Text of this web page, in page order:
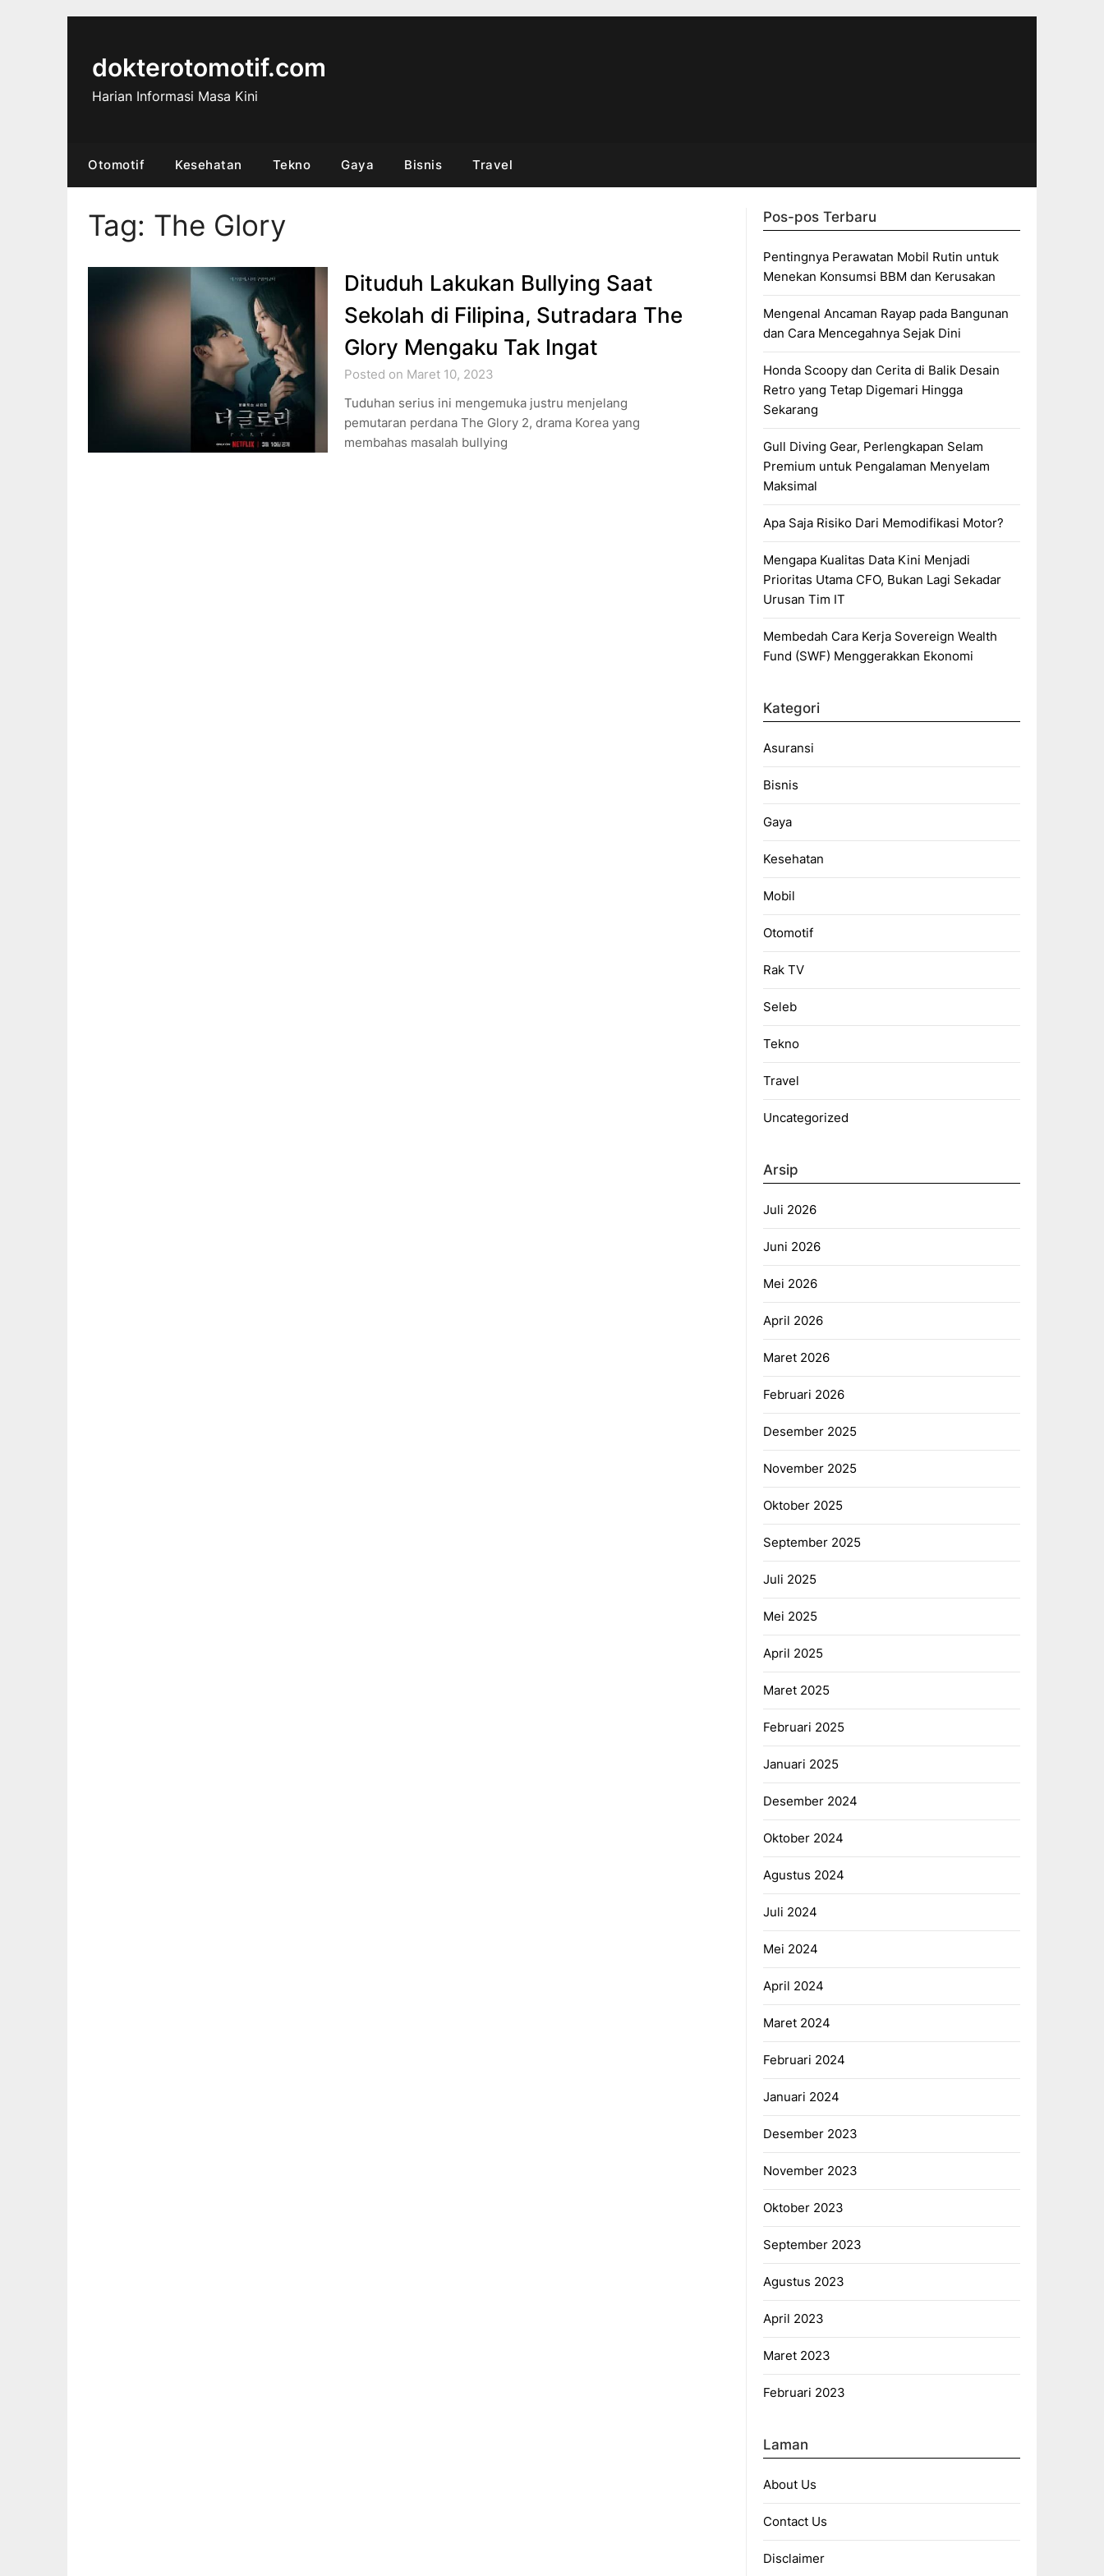
dokterotomotif.com
Harian Informasi Masa Kini
Otomotif Kesehatan Tekno Gaya Bisnis Travel
Tag: The Glory
Dituduh Lakukan Bullying Saat
Sekolah di Filipina, Sutradara The
Glory Mengaku Tak Ingat
Posted on Maret 10, 2023
Tuduhan serius ini mengemuka justru menjelang
pemutaran perdana The Glory 2, drama Korea yang
membahas masalah bullying
Pos-pos Terbaru
Pentingnya Perawatan Mobil Rutin untuk
Menekan Konsumsi BBM dan Kerusakan
Mengenal Ancaman Rayap pada Bangunan
dan Cara Mencegahnya Sejak Dini
Honda Scoopy dan Cerita di Balik Desain
Retro yang Tetap Digemari Hingga
Sekarang
Gull Diving Gear, Perlengkapan Selam
Premium untuk Pengalaman Menyelam
Maksimal
Apa Saja Risiko Dari Memodifikasi Motor?
Mengapa Kualitas Data Kini Menjadi
Prioritas Utama CFO, Bukan Lagi Sekadar
Urusan Tim IT
Membedah Cara Kerja Sovereign Wealth
Fund (SWF) Menggerakkan Ekonomi
Kategori
Asuransi
Bisnis
Gaya
Kesehatan
Mobil
Otomotif
Rak TV
Seleb
Tekno
Travel
Uncategorized
Arsip
Juli 2026
Juni 2026
Mei 2026
April 2026
Maret 2026
Februari 2026
Desember 2025
November 2025
Oktober 2025
September 2025
Juli 2025
Mei 2025
April 2025
Maret 2025
Februari 2025
Januari 2025
Desember 2024
Oktober 2024
Agustus 2024
Juli 2024
Mei 2024
April 2024
Maret 2024
Februari 2024
Januari 2024
Desember 2023
November 2023
Oktober 2023
September 2023
Agustus 2023
April 2023
Maret 2023
Februari 2023
Laman
About Us
Contact Us
Disclaimer